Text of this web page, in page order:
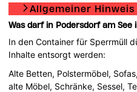
Allgemeiner Hinweis
Was darf in Podersdorf am
In den Container für Sperrmüll
Inhalte entsorgt werden:
Alte Betten, Polstermöbel,
alte Möbel, Schränke, Sessel,